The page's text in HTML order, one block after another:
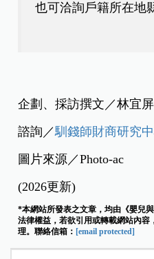
也可洽詢戶籍所在地
企劃、採訪撰文／林宜屏
諮詢／馴錢師財商研究
圖片來源／Photo-ac
(2026更新)
*本網站所發表之文章，均由《嬰兒
法律權益，若欲引用或轉載網站內
理。聯絡信箱： [email protected]